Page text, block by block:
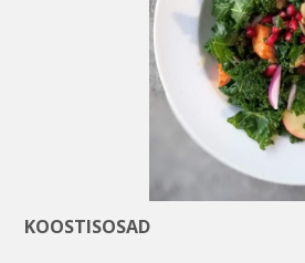
KOOSTISOSAD